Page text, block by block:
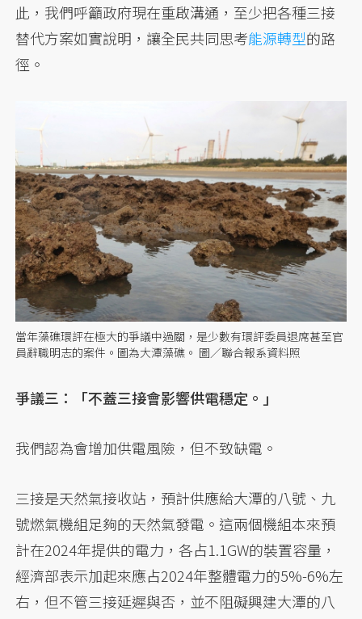
此，我們呼籲政府現在重啟溝通，至少把各種三接
替代方案如實說明，讓全民共同思考能源轉型的路
徑。
當年藻礁環評在極大的爭議中過關，是少數有環評委員退席甚至官
員辭職明志的案件。圖為大潭藻礁。 圖／聯合報系資料照
爭議三：「不蓋三接會影響供電穩定。」
我們認為會增加供電風險，但不致缺電。
三接是天然氣接收站，預計供應給大潭的八號、九
號燃氣機組足夠的天然氣發電。這兩個機組本來預
計在2024年提供的電力，各占1.1GW的裝置容量，
經濟部表示加起來應占2024年整體電力的5%-6%左
右，但不管三接延遲與否，並不阻礙興建大潭的八